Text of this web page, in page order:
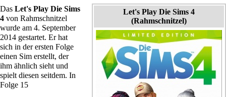
Let's Play Die Sims 4
(Rahmschnitzel)
Das Let's Play Die Sims
4 von Rahmschnitzel
wurde am 4. September
2014 gestartet. Er hat
sich in der ersten Folge
einen Sim erstellt, der
ihm ähnlich sieht und
spielt diesen seitdem. In
Folge 15